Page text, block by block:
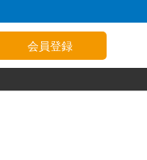
会員登録